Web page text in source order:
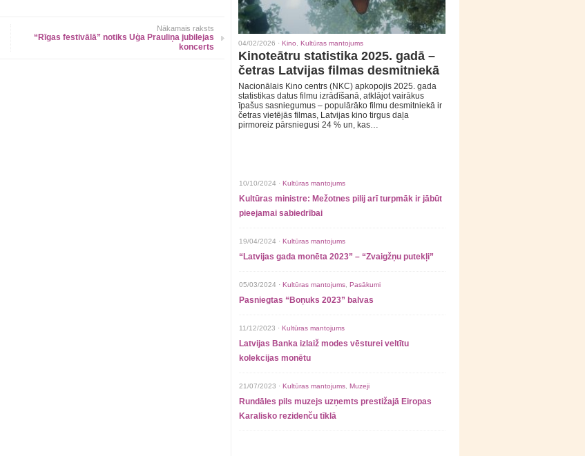
Nākamais raksts
“Rīgas festivālā” notiks Uģa Prauliņa jubilejas
koncerts
04/02/2026 · Kino Kultūras mantojums
Kinoteātru statistika 2025. gadā –
četras Latvijas filmas desmitniekā
Nacionālais Kino centrs (NKC) apkopojis 2025. gada
statistikas datus filmu izrādīšanā, atklājot vairākus
īpašus sasniegumus – populārāko filmu desmitniekā ir
četras vietējās filmas, Latvijas kino tirgus daļa
pirmoreiz pārsniegusi 24 % un, kas…
10/10/2024 · Kultūras mantojums
Kultūras ministre: Mežotnes pilij arī turpmāk ir jābūt
pieejamai sabiedrībai
19/04/2024 · Kultūras mantojums
“Latvijas gada monēta 2023” – “Zvaigžņu putekļi”
05/03/2024 · Kultūras mantojums Pasākumi
Pasniegtas “Boņuks 2023” balvas
11/12/2023 · Kultūras mantojums
Latvijas Banka izlaiž modes vēsturei veltītu
kolekcijas monētu
21/07/2023 · Kultūras mantojums Muzeji
Rundāles pils muzejs uzņemts prestižajā Eiropas
Karalisko rezidenču tīklā